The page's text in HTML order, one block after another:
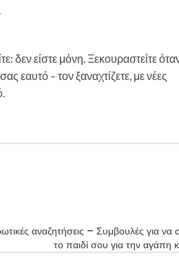
δεν είστε μόνη. Ξεκουραστείτε
εαυτό – τον ξαναχτίζετε, με νέες
αναζητήσεις – Συμβουλές για να
το παιδί σου για την αγάπη